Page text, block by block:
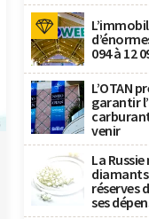
094 à 12
L’OTAN
garantir
venir
La
réserves
ses